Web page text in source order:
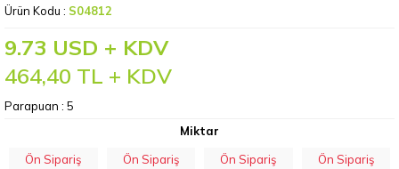
Ürün Kodu : S04812
9.73 USD + KDV
464,40 TL + KDV
Parapuan : 5
Miktar
Ön Sipariş
Ön Sipariş Ön Sipariş Ön Sipariş